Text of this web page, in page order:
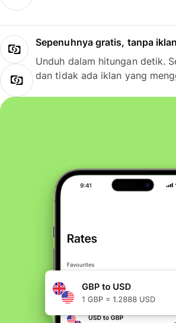
Sepenuhnya gratis, tanpa iklan
Unduh dalam hitungan detik.
dan tidak ada iklan yang